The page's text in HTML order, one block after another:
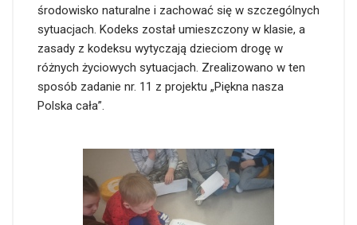
środowisko naturalne i zachować się w szczególnych
sytuacjach. Kodeks został umieszczony w klasie, a
zasady z kodeksu wytyczają dzieciom drogę w
różnych życiowych sytuacjach. Zrealizowano w ten
sposób zadanie nr. 11 z projektu „Piękna nasza
Polska cała”.